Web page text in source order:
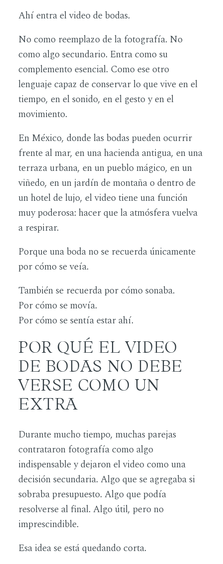
Ahí entra el video de bodas.
No como reemplazo de la fotografía. No
como algo secundario. Entra como su
complemento esencial. Como ese otro
lenguaje capaz de conservar lo que vive en el
tiempo, en el sonido, en el gesto y en el
movimiento.
En México, donde las bodas pueden ocurrir
frente al mar, en una hacienda antigua, en una
terraza urbana, en un pueblo mágico, en un
viñedo, en un jardín de montaña o dentro de
un hotel de lujo, el video tiene una función
muy poderosa: hacer que la atmósfera vuelva
a respirar.
Porque una boda no se recuerda únicamente
por cómo se veía.
También se recuerda por cómo sonaba.
Por cómo se movía.
Por cómo se sentía estar ahí.
POR QUÉ EL VIDEO
DE BODAS NO DEBE
VERSE COMO UN
EXTRA
Durante mucho tiempo, muchas parejas
contrataron fotografía como algo
indispensable y dejaron el video como una
decisión secundaria. Algo que se agregaba si
sobraba presupuesto. Algo que podía
resolverse al final. Algo útil, pero no
imprescindible.
Esa idea se está quedando corta.